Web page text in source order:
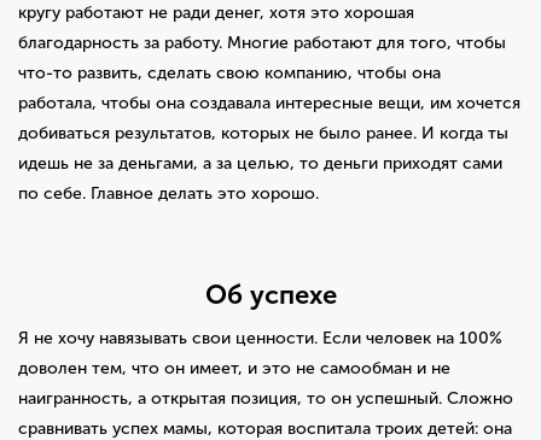
кругу работают не ради денег, хотя это хорошая
благодарность за работу. Многие работают для того, чтобы
что-то развить, сделать свою компанию, чтобы она
работала, чтобы она создавала интересные вещи, им хочется
добиваться результатов, которых не было ранее. И когда ты
идешь не за деньгами, а за целью, то деньги приходят сами
по себе. Главное делать это хорошо.
Об успехе
Я не хочу навязывать свои ценности. Если человек на 100%
доволен тем, что он имеет, и это не самообман и не
наигранность, а открытая позиция, то он успешный. Сложно
сравнивать успех мамы, которая воспитала троих детей: она